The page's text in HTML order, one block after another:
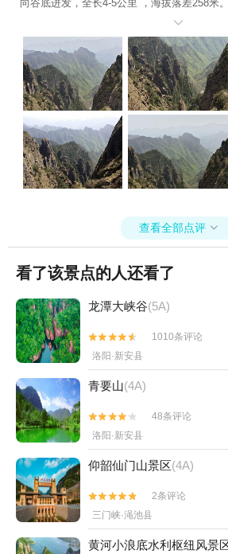
向谷底进发，全长4-5公里 ，海拔落差258米
峻，也有张家界的灵秀。神农谷内万仞林立
山杜鹃姹紫嫣红，更有怪石林立，如剑，如
更有如朝圣者！！！如有一片云雾飘来，景观
雾中，令人陶醉，绝美绝美绝美！！！每一
电脑桌面。神农谷内大概可以玩4-6个小时。
以。有如此美景，根本不觉得饿。真是秀色可
远，大概几百米吧。值得反复来！！！

查看全部点评 
看了该景点的人还看了
龙潭大峡谷(5A)


1010条评论
洛阳·新安县
青要山(4A)


48条评论
洛阳·新安县
仰韶仙门山景区(4A)


2条评论
三门峡·渑池县
黄河小浪底水利枢纽风景